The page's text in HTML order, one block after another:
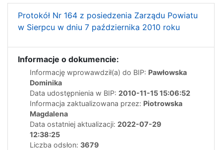
Protokół Nr 164 z posiedzenia Zarządu Powiatu
w Sierpcu w dniu 7 października 2010 roku
Informacje o dokumencie:
Informację wprowawdził(a) do BIP: Pawłowska
Dominika
Data udostępnienia w BIP: 2010-11-15 15:06:52
Informacja zaktualizowana przez: Piotrowska
Magdalena
Data ostatniej aktualizacji: 2022-07-29
12:38:25
Liczba odsłon: 3679